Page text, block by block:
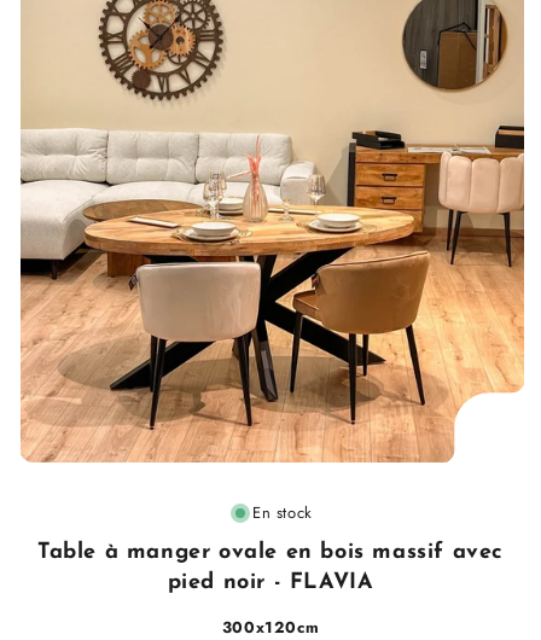
Fournisseur
En stock
Table à manger ovale en bois massif avec
pied noir - FLAVIA
300x120cm